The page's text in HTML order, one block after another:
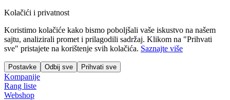
Kolačići i privatnost
Koristimo kolačiće kako bismo poboljšali vaše iskustvo na našem
sajtu, analizirali promet i prilagodili sadržaj. Klikom na "Prihvati
sve" pristajete na korištenje svih kolačića. Saznajte više
Postavke Odbij sve Prihvati sve
Kompanije
Rang liste
Webshop